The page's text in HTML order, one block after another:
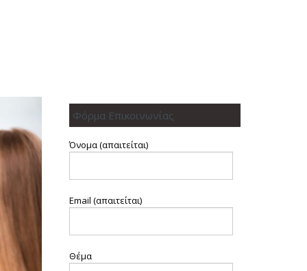
Φόρμα Επικοινωνίας
Όνομα (απαιτείται)
Email (απαιτείται)
Θέμα